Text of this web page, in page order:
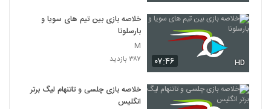
۰۷:۴۶ HD
خلاصه بازی بین تیم های سویا و
بارسلونا
M
۳۸۷ بازدید
خلاصه بازی چلسی و تاتنهام لیگ برتر
انگلیس